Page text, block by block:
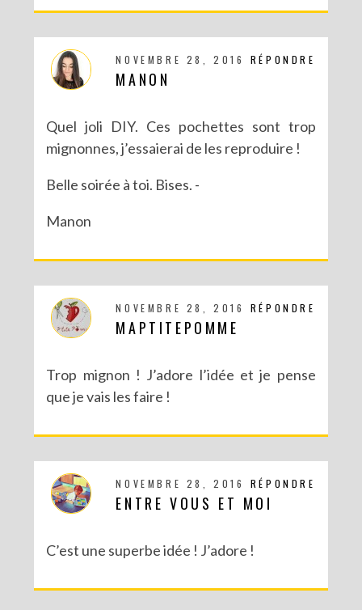
RÉPONDRE
NOVEMBRE 28, 2016
MANON
Quel joli DIY. Ces pochettes sont trop
mignonnes, j’essaierai de les reproduire !
Belle soirée à toi. Bises. -
Manon
RÉPONDRE
NOVEMBRE 28, 2016
MAPTITEPOMME
Trop mignon ! J’adore l’idée et je pense
que je vais les faire !
RÉPONDRE
NOVEMBRE 28, 2016
ENTRE VOUS ET MOI
C’est une superbe idée ! J’adore !